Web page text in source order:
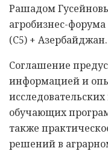
Рашадом
агробизнес-
(C5) + Азербайджан.
Соглашение
информацией и
обучающих
также
решений в